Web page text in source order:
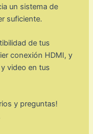
un sistema de
suficiente.
de tus
conexión HDMI, y
video en tus
y preguntas!